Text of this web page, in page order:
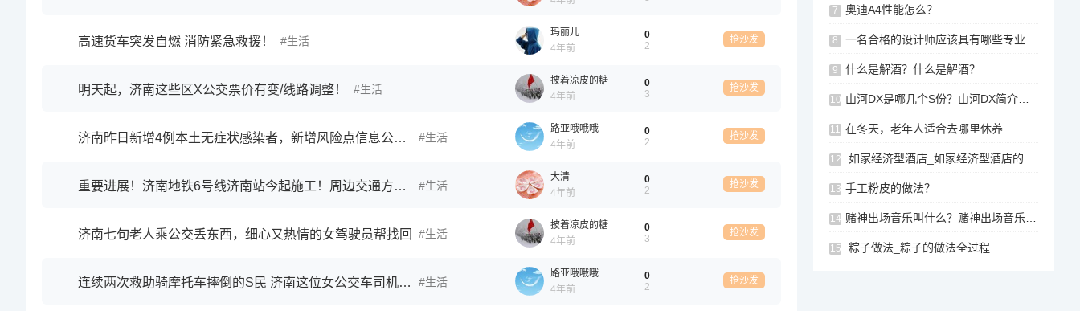
高速货车突发自燃 消防紧急救援！ 生活
玛丽儿
4年前
0
2
抢沙发
明天起，济南这些区X公交票价有变/线路调整！ 生活
披着凉皮的糖
4年前
0
3
抢沙发
济南昨日新增4例本土无症状感染者，新增风险点信息公布！速自查报备→ 生活
路亚哦哦哦
4年前
0
2
抢沙发
重要进展！济南地铁6号线济南站今起施工！周边交通方式有变！ 生活
大清
4年前
0
2
抢沙发
济南七旬老人乘公交丢东西，细心又热情的女驾驶员帮找回 生活
披着凉皮的糖
4年前
0
3
抢沙发
连续两次救助骑摩托车摔倒的S民 济南这位女公交车司机获赞 生活
路亚哦哦哦
4年前
0
2
抢沙发
7 奥迪A4性能怎么？
8 一名合格的设计师应该具有哪些专业技能？
9 什么是解酒？什么是解酒？
10 山河DX是哪几个S份？山河DX简介概况
11 在冬天，老年人适合去哪里休养
12 如家经济型酒店_如家经济型酒店的出路在哪里？
13 手工粉皮的做法？
14 赌神出场音乐叫什么？赌神出场音乐叫什么名字？
15 粽子做法_粽子的做法全过程